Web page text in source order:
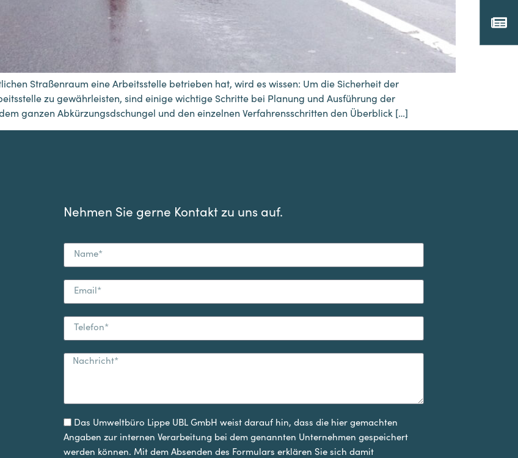
Straßenraum eine Arbeitsstelle betrieben hat, wird es wissen: Um die Sicherheit der
zu gewährleisten, sind einige wichtige Schritte bei Planung und Ausführung der
ganzen Abkürzungsdschungel und den einzelnen Verfahrensschritten den Überblick […]
Nehmen Sie gerne Kontakt zu uns auf.
Das Umweltbüro Lippe UBL GmbH weist darauf hin, dass die hier gemachten
Angaben zur internen Verarbeitung bei dem genannten Unternehmen gespeichert
werden können. Mit dem Absenden des Formulars erklären Sie sich damit